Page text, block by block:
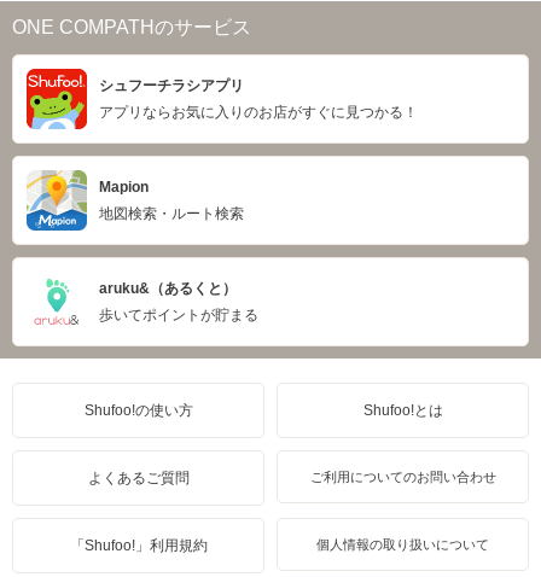
ONE COMPATHのサービス
シュフーチラシアプリ
アプリならお気に入りのお店がすぐに見つかる！
Mapion
地図検索・ルート検索
aruku&（あるくと）
歩いてポイントが貯まる
Shufoo!の使い方 Shufoo!とは
よくあるご質問 ご利用についてのお問い合わせ
「Shufoo!」利用規約 個人情報の取り扱いについて